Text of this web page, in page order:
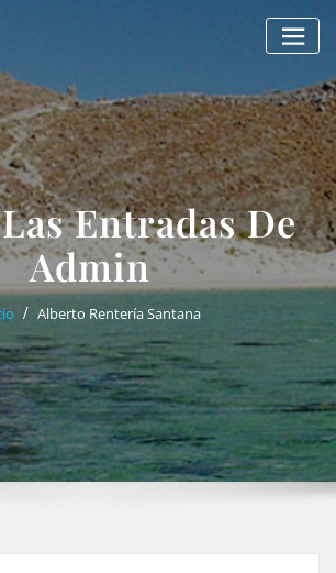
Entradas De
Admin
Alberto Rentería Santana